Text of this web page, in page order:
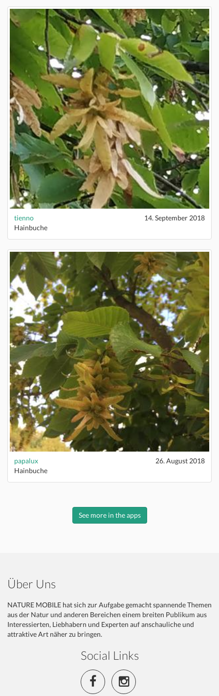
tienno
14. September 2018
Hainbuche
papalux
26. August 2018
Hainbuche
See more in the apps
Über Uns
NATURE MOBILE hat sich zur Aufgabe gemacht spannende Themen
aus der Natur und anderen Bereichen einem breiten Publikum aus
Interessierten, Liebhabern und Experten auf anschauliche und
attraktive Art näher zu bringen.
Social Links